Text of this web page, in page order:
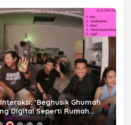
‘Beghusik Ghumah
Digital Seperti Rumah